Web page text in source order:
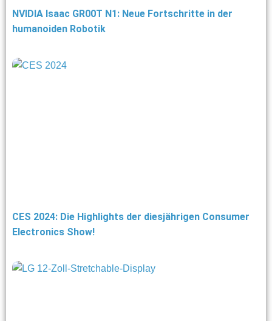
NVIDIA Isaac GR00T N1: Neue Fortschritte in der
humanoiden Robotik
CES 2024: Die Highlights der diesjährigen Consumer
Electronics Show!